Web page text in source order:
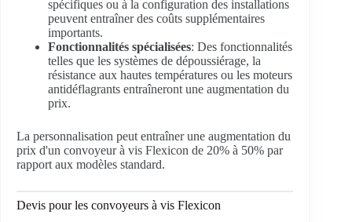
spécifiques ou à la configuration des installations
peuvent entraîner des coûts supplémentaires
importants.
Fonctionnalités spécialisées: Des fonctionnalités
telles que les systèmes de dépoussiérage, la
résistance aux hautes températures ou les moteurs
antidéflagrants entraîneront une augmentation du
prix.
La personnalisation peut entraîner une augmentation du
prix d'un convoyeur à vis Flexicon de 20% à 50% par
rapport aux modèles standard.
Devis pour les convoyeurs à vis Flexicon